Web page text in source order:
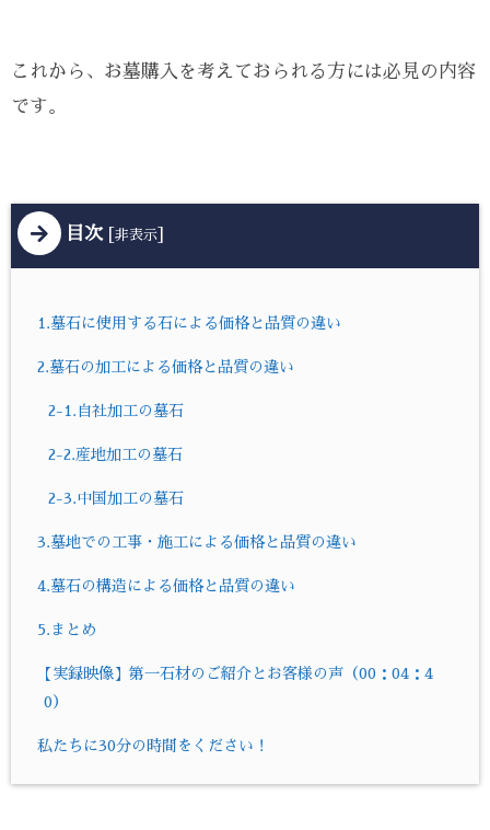
これから、お墓購入を考えておられる方には必見の内容
です。
目次 非表示
1.墓石に使用する石による価格と品質の違い
2.墓石の加工による価格と品質の違い
2-1.自社加工の墓石
2-2.産地加工の墓石
2-3.中国加工の墓石
3.墓地での工事・施工による価格と品質の違い
4.墓石の構造による価格と品質の違い
5.まとめ
【実録映像】第一石材のご紹介とお客様の声（00：04：4
0）
私たちに30分の時間をください！